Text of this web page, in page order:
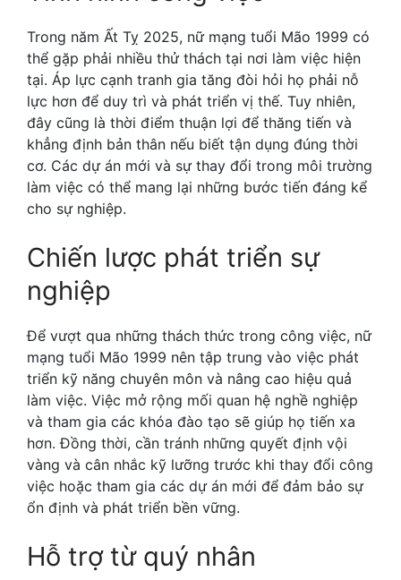
Trong năm Ất Tỵ 2025, nữ mạng tuổi Mão 1999 có
thể gặp phải nhiều thử thách tại nơi làm việc hiện
tại. Áp lực cạnh tranh gia tăng đòi hỏi họ phải nỗ
lực hơn để duy trì và phát triển vị thế. Tuy nhiên,
đây cũng là thời điểm thuận lợi để thăng tiến và
khẳng định bản thân nếu biết tận dụng đúng thời
cơ. Các dự án mới và sự thay đổi trong môi trường
làm việc có thể mang lại những bước tiến đáng kể
cho sự nghiệp.
Chiến lược phát triển sự
nghiệp
Để vượt qua những thách thức trong công việc, nữ
mạng tuổi Mão 1999 nên tập trung vào việc phát
triển kỹ năng chuyên môn và nâng cao hiệu quả
làm việc. Việc mở rộng mối quan hệ nghề nghiệp
và tham gia các khóa đào tạo sẽ giúp họ tiến xa
hơn. Đồng thời, cần tránh những quyết định vội
vàng và cân nhắc kỹ lưỡng trước khi thay đổi công
việc hoặc tham gia các dự án mới để đảm bảo sự
ổn định và phát triển bền vững.
Hỗ trợ từ quý nhân